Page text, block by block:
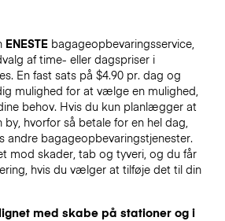
ENESTEbagageopbevaringsservice,
af time- eller dagspriser i
En fast sats på $4.90 pr. dag og
mulighed for at vælge en mulighed,
behov. Hvis du kun planlægger at
by, hvorfor så betale for en hel dag,
andre bagageopbevaringstjenester.
mod skader, tab og tyveri, og du får
hvis du vælger at tilføje det til din
med skabe på stationer og i